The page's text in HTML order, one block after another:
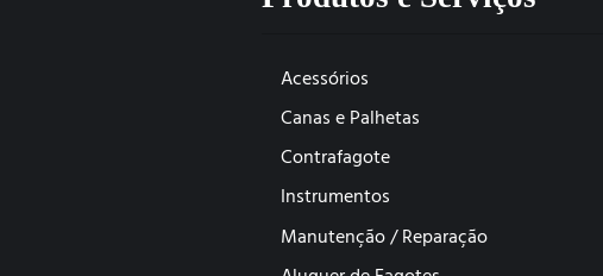
Acessórios
Canas e Palhetas
Contrafagote
Instrumentos
Manutenção / Reparação